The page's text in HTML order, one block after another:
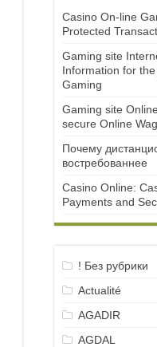
Casino On-line
Protected
Gaming site
Information for
Gaming
Gaming site
secure Online
Почему
востребованнее
Casino Online:
Payments and
! Без рубрики
Actualité
AGADIR
AGDAL